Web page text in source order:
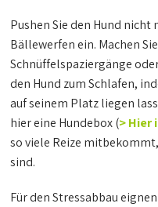
Pushen Sie den Hund
Bällewerfen ein. Machen
Schnüffelspaziergänge
den Hund zum Schlafen,
auf seinem Platz liegen
hier eine Hundebox (> Hier
so viele Reize
sind.
Für den Stressabbau